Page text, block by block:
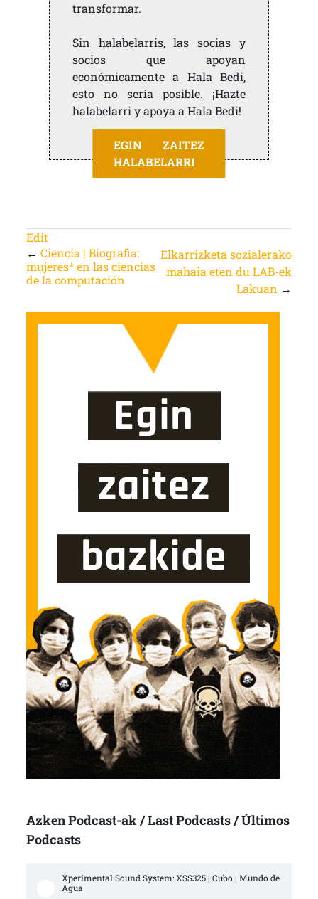
transformar.
Sin halabelarris, las socias y
socios que apoyan
económicamente a Hala Bedi,
esto no sería posible. ¡Hazte
halabelarri y apoya a Hala Bedi!
EGIN ZAITEZ
HALABELARRI
Edit
← Ciencia | Biografia:
mujeres* en las ciencias
de la computación
Elkarrizketa sozialerako
mahaia eten du LAB-ek
Lakuan →
Azken Podcast-ak / Last Podcasts / Últimos
Podcasts
Xperimental Sound System: XSS325 | Cubo | Mundo de
Agua